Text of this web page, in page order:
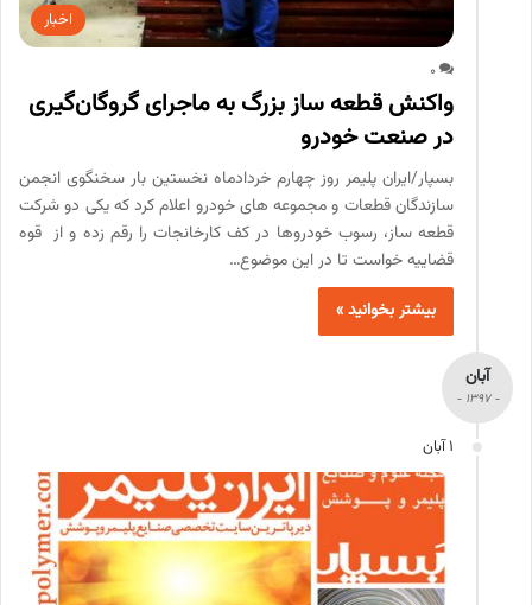
اخبار
0
واکنش قطعه ساز بزرگ به ماجرای گروگان‌گیری
در صنعت خودرو
بسپار/ایران پلیمر روز چهارم خردادماه نخستین بار سخنگوی انجمن
سازندگان قطعات و مجموعه های خودرو اعلام کرد که یکی دو شرکت
قطعه ساز، رسوب خودروها در کف کارخانجات را رقم زده و از قوه
قضاییه خواست تا در این موضوع…
بیشتر بخوانید »
آبان
- 1397 -
1 آبان